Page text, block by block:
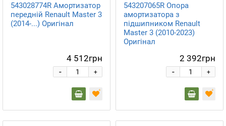
543028774R Амортизатор
передній Renault Master 3
(2014-...) Оригінал
4 512грн
+
-
543207065R Опора
амортизатора з
підшипником Renault
Master 3 (2010-2023)
Оригінал
2 392грн
+
-